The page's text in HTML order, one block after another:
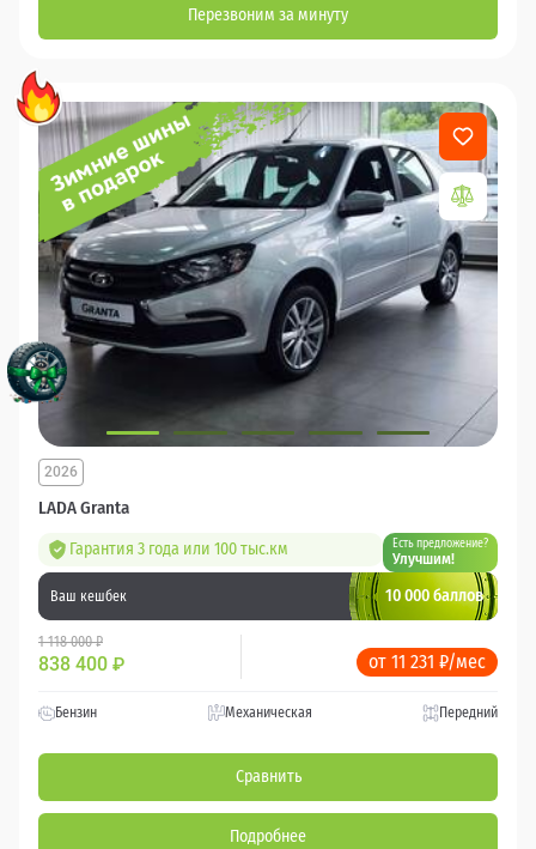
Перезвоним за минуту
LADA Granta
2026
Гарантия 3 года или 100 тыс.км Есть предложение?
Улучшим!
Ваш кешбек 10 000 баллов
1 118 000 ₽
838 400 ₽ от 11 231 ₽/мес
Бензин Механическая Передний
Сравнить
Подробнее